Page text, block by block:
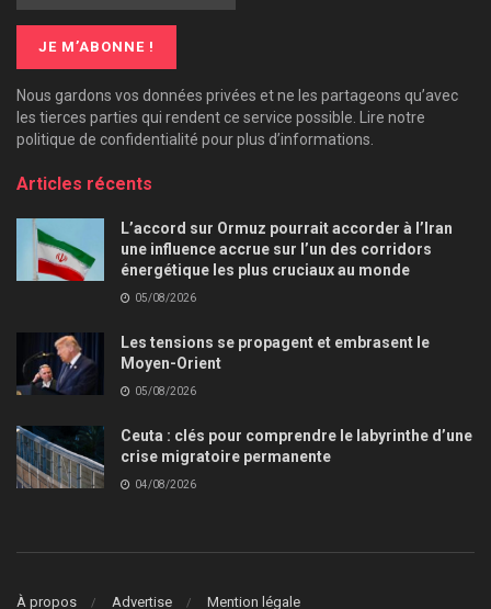
Nous gardons vos données privées et ne les partageons qu’avec
les tierces parties qui rendent ce service possible. Lire notre
politique de confidentialité pour plus d’informations.
Articles récents
L’accord sur Ormuz pourrait accorder à l’Iran
une influence accrue sur l’un des corridors
énergétique les plus cruciaux au monde
05/08/2026
Les tensions se propagent et embrasent le
Moyen-Orient
05/08/2026
Ceuta : clés pour comprendre le labyrinthe d’une
crise migratoire permanente
04/08/2026
À propos Advertise Mention légale